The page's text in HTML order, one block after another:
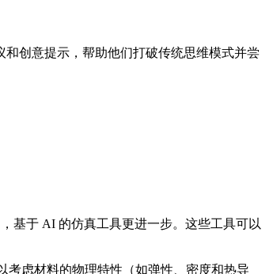
创意提示，帮助他们打破传统思维模式并尝
基于 AI 的仿真工具更进一步。这些工具可以
虑材料的物理特性（如弹性、密度和热导